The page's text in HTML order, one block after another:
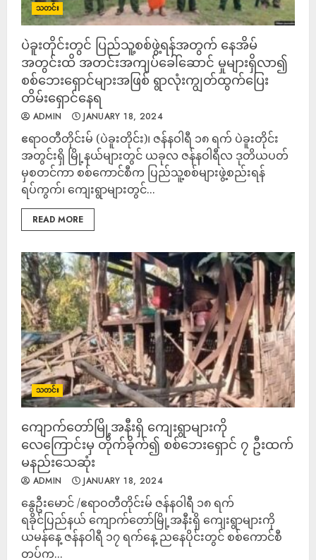
သတင်း
ပဲခူးတိုင်းတွင် ပြည်သူ့စစ်ဖွဲ့ရန်အတွက် နေအိမ်
အတွင်းထိ အတင်းအကျပ်ခေါ်ဆောင် မှုများရှိလာ၍
စစ်ဘေးရှောင်များအဖြစ် ရွာလုံးကျွတ်ထွက်ပြေး
တိမ်းရှောင်နေရ
ADMIN JANUARY 18, 2024
ဧရာဝတီတိုင်းမ် (ပဲခူးတိုင်း)၊ ဇန်နဝါရီ ၁၈ ရက် ပဲခူးတိုင်း
အတွင်းရှိ မြို့နယ်များတွင် ယခုလ ဇန်နဝါရီလ ဒုတိယပတ်
မှစတင်ကာ စစ်ကောင်စီက ပြည်သူ့စစ်များဖွဲ့စည်းရန်
ရပ်ကွက်၊ ကျေးရွာများတွင်...
READ MORE
သတင်း
ကျောက်တော်မြို့အနီးရှိ ကျေးရွာများကို
လေကြောင်းမှ တိုက်ခိုက်၍ စစ်ဘေးရှောင် ၇ ဦးထက်
မနည်းသေဆုံး
ADMIN JANUARY 18, 2024
နွေဦးမောင် /ဧရာဝတီတိုင်းမ် ဇန်နဝါရီ ၁၈ ရက်
ရခိုင်ပြည်နယ် ကျောက်တော်မြို့အနီးရှိ ကျေးရွာများကို
ယမန်နေ့ ဇန်နဝါရီ ၁၇ ရက်နေ့ ညနေပိုင်းတွင် စစ်ကောင်စီ
တပ်က...